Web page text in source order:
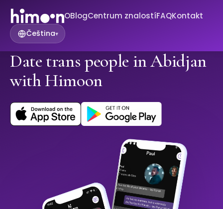
OBlogCentrum znalostíFAQKontakt
Čeština▾
Date trans people in Abidjan
with Himoon